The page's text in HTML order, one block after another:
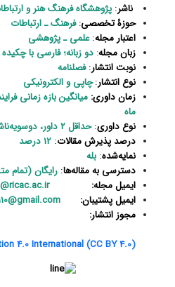
ناشر: پژوهشگاه فرهنگ هنر و
حوزۀ تخصصی: فرهنگ ـ ارتباطات
اعتبار مجله: علمی‌ ـ‌ پژوهشی
زبان مجله: دو زبانه؛ فارسی با
نوبت انتشار: فصلنامه
نوع انتشار:چاپی و الکترونیکی
زمان داوری:
ماه
نوع داوری: حداقل 2 داور، دوسویه‌ناشناس + 1 داور تطبیقی
درصد پذیرش مقالات: 12 درصد
نمایه‌شده: بله
دسترسی به مقاله‌ها: رایگان (تمام
ایمیل مجله:
ایمیل پشتیبان:
مجوز انتشار:
4.0 International (CC BY 4.0)